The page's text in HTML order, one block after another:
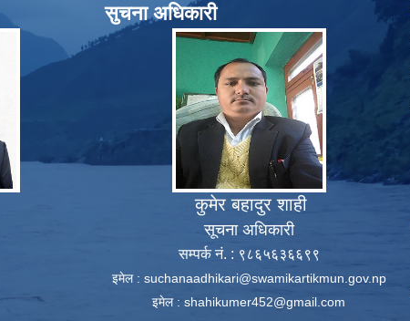
सुचना अधिकारी
कुमेर बहादुर शाही
सूचना अधिकारी
सम्पर्क नं. : ९८६५६३६६९९
इमेल : suchanaadhikari@swamikartikmun.gov.np
इमेल : shahikumer452@gmail.com